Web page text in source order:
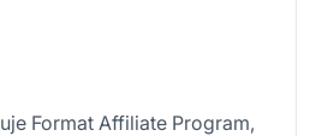
Format Affiliate Program,